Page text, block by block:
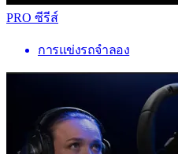
PRO ซีรีส์
การแข่งรถจำลอง